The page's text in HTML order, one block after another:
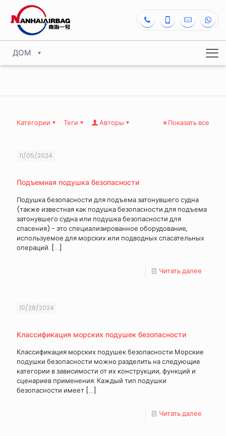
ДОМ
Категории Теги Авторы Показать все
11/05/2024
Подъемная подушка безопасности
Подушка безопасности для подъема затонувшего судна
(также известная как подушка безопасности для подъема
затонувшего судна или подушка безопасности для
спасения) - это специализированное оборудование,
используемое для морских или подводных спасательных
операций. […]
Читать далее
10/28/2024
Классификация морских подушек безопасности
Классификация морских подушек безопасности Морские
подушки безопасности можно разделить на следующие
категории в зависимости от их конструкции, функций и
сценариев применения: Каждый тип подушки
безопасности имеет […]
Читать далее